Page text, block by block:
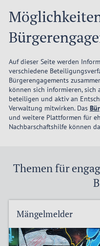
Auf dieser Seite werden
verschiedene
Bürgerengagements
können sich informieren,
beteiligen und aktiv an
Verwaltung mitwirken. Das
und weitere Plattformen für
Nachbarschaftshilfe können
Themen für
Mängelmelder